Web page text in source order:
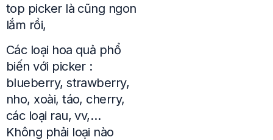
top picker là cũng ngon
lắm rồi,
Các loại hoa quả phổ
biến với picker :
blueberry, strawberry,
nho, xoài, táo, cherry,
các loại rau, vv,…
Không phải loại nào